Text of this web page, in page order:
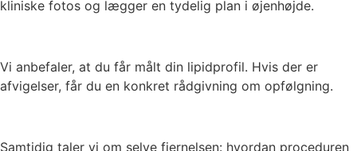
kliniske fotos og lægger en tydelig plan i øjenhøjde.
Vi anbefaler, at du får målt din lipidprofil. Hvis der er
afvigelser, får du en konkret rådgivning om opfølgning.
Samtidig taler vi om selve fjernelsen: hvordan proceduren